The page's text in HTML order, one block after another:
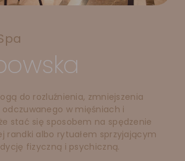
do rozluźnienia, zmniejszenia
w mięśniach i
stać się sposobem na spędzenie
randki albo rytuałem sprzyjającym
fizyczną i psychiczną.